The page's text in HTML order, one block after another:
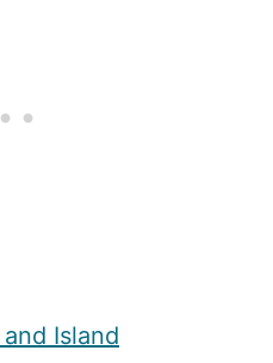
Island